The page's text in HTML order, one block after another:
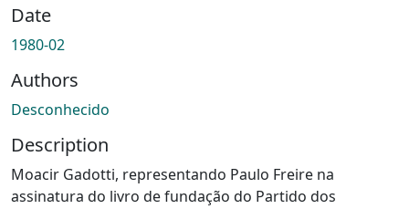
Date
1980-02
Authors
Desconhecido
Description
Moacir Gadotti, representando Paulo Freire na
assinatura do livro de fundação do Partido dos